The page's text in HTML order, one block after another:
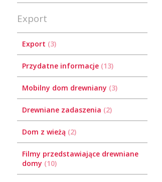
Export
Export 3
Przydatne informacje 13
Mobilny dom drewniany 3
Drewniane zadaszenia 2
Dom z wieżą 2
Filmy przedstawiające drewniane
domy 10